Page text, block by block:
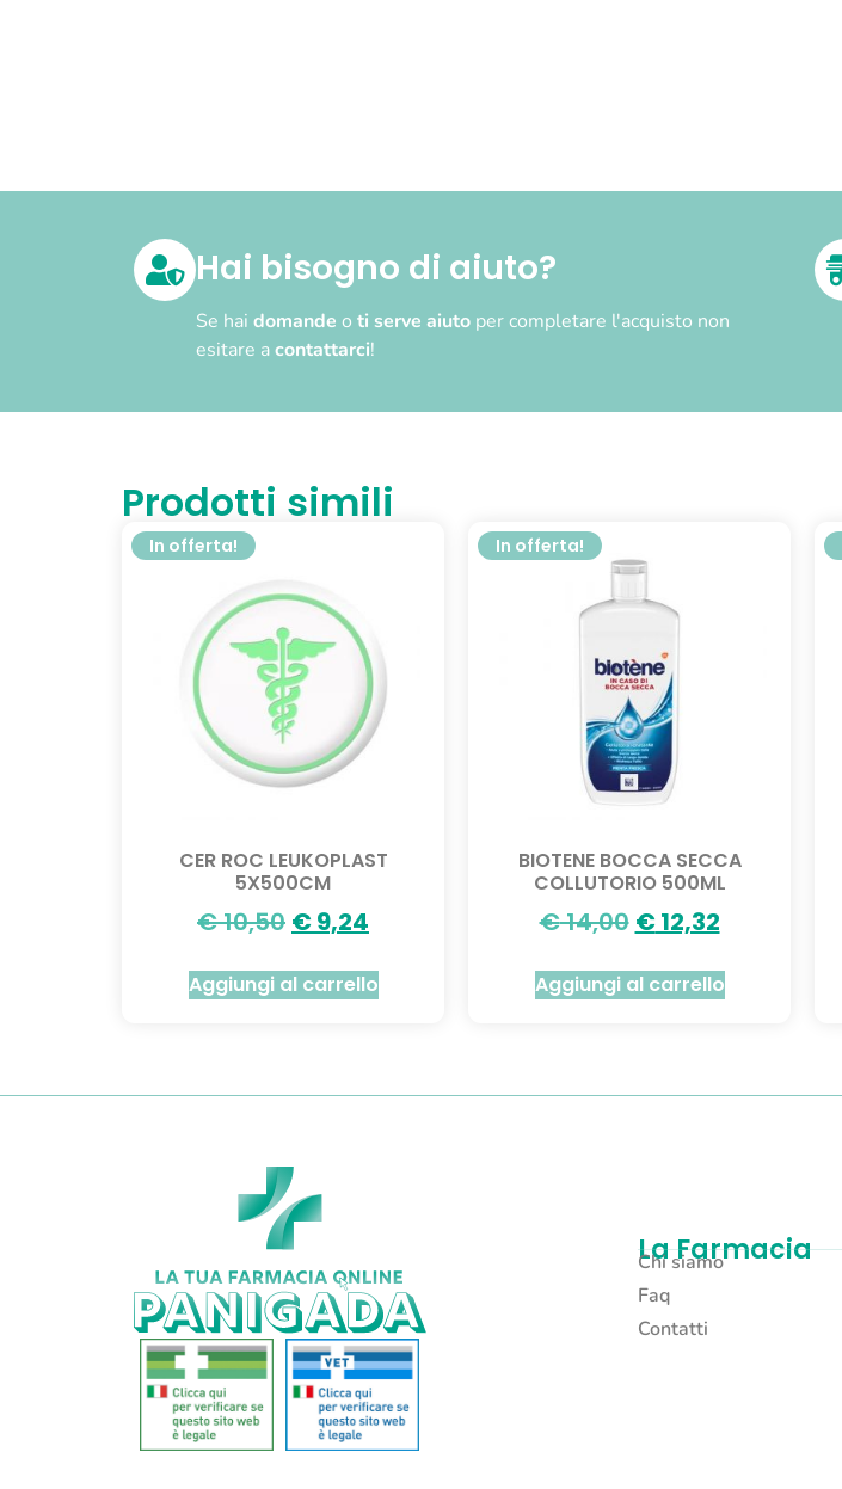
Hai bisogno di aiuto?
Se hai domande o ti serve aiuto per completare l'acquisto non
esitare acontattarci!
Prodotti simili
In offerta!
CER ROC LEUKOPLAST
5X500CM
€10,50 €9,24
Aggiungi al carrello
In offerta!
BIOTENE BOCCA SECCA
COLLUTORIO 500ML
€14,00 €12,32
Aggiungi al carrello
La Farmacia
Chi siamo
Faq
Contatti